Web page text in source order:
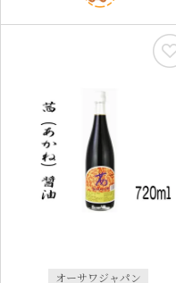
オーサワジャパン